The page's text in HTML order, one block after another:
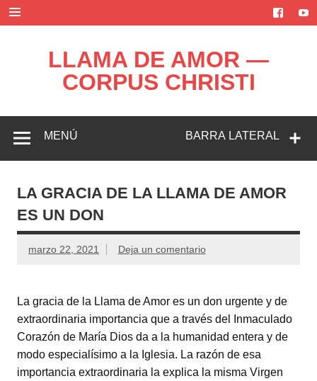
contenido
LLAMA DE AMOR —
CORPUS CHRISTI
BARRA LATERAL
MENÚ
LA GRACIA DE LA LLAMA DE AMOR
ES UN DON
marzo 22, 2021 Deja un comentario
La gracia de la Llama de Amor es un don urgente y de
extraordinaria importancia que a través del Inmaculado
Corazón de María Dios da a la humanidad entera y de
modo especialísimo a la Iglesia. La razón de esa
importancia extraordinaria la explica la misma Virgen